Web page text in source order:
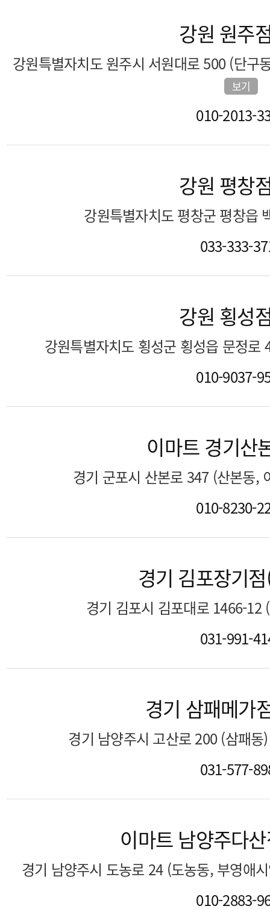
강원 원
강원특별자치도 원주시 서원대로 500 (단
보기
010-2013-
강원 평
강원특별자치도 평창군 평창읍
033-333-
강원 횡
강원특별자치도 횡성군 횡성읍 문정
010-9037-
이마트 경기
경기 군포시 산본로 347 (산본동
010-8230-
경기 김포장기
경기 김포시 김포대로 1466-
031-991-
경기 삼패메
경기 남양주시 고산로 200 (삼패
031-577-
이마트 남양주다
경기 남양주시 도농로 24 (도농동, 부영애
010-2883-